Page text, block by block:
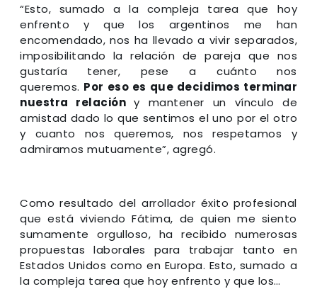
“Esto, sumado a la compleja tarea que hoy
enfrento y que los argentinos me han
encomendado, nos ha llevado a vivir separados,
imposibilitando la relación de pareja que nos
gustaría tener, pese a cuánto nos
queremos. Por eso es que decidimos terminar
nuestra relacióny mantener un vínculo de
amistad dado lo que sentimos el uno por el otro
y cuanto nos queremos, nos respetamos y
admiramos mutuamente”, agregó.
Como resultado del arrollador éxito profesional
que está viviendo Fátima, de quien me siento
sumamente orgulloso, ha recibido numerosas
propuestas laborales para trabajar tanto en
Estados Unidos como en Europa. Esto, sumado a
la compleja tarea que hoy enfrento y que los…